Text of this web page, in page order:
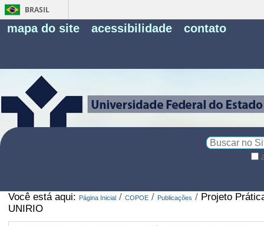
BRASIL
mapa do site acessibilidade contato
Você está aqui: Página Inicial / COPOE / Publicações / Projeto
UNIRIO